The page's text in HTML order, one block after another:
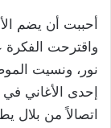
أحببت أن يضم
واقترحت
نور، ونسيت
إحدى الأغاني
اتصالاً من بلال